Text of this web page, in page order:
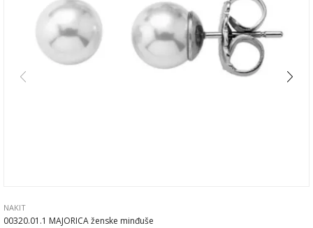
NAKIT
00320.01.1 MAJORICA ženske minđuše